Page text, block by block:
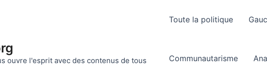
ouvre l'esprit avec des contenus de tous
Toute la politique
Communautarisme